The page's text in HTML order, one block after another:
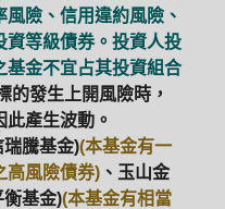
險、信用違約風險、
資等級債券。投資人投
基金不宜占其投資組合
的發生上開風險時，
產生波動。
瑞騰基金)(本基金有一
高風險債券) 、玉山金
衡基金)(本基金有相當